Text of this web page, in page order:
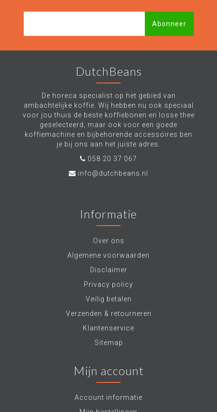
Abonneer
DutchBeans
De horeca specialist op het gebied van
ambachtelijke koffie. Wij hebben nu ook speciaal
voor jou thuis de beste koffiebonen en losse thee
geselecteerd, maar ook voor een goede
koffiemachine en bijbehorende accessoires ben
je bij ons aan het juiste adres.
058 20 37 067
info@dutchbeans.nl
Informatie
Over ons
Algemene voorwaarden
Disclaimer
Privacy policy
Veilig betalen
Verzenden & retourneren
Klantenservice
Sitemap
Mijn account
Account informatie